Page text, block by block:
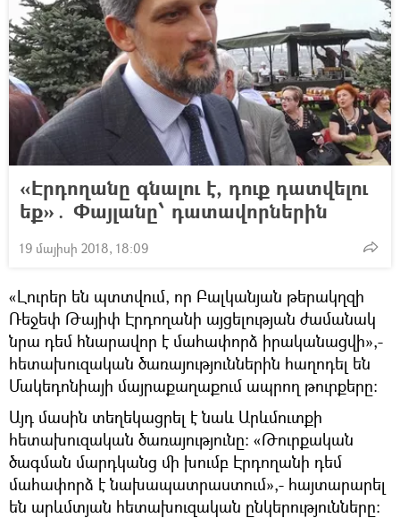
«Էրդողանը գնալու է, դուք դատվելու
եք»․ Փայլանը՝ դատավորներին
19 մայիսի 2018, 18:09
«Լուրեր են պտտվում, որ Բալկանյան թերակղզի
Ռեջեփ Թայիփ Էրդողանի այցելության ժամանակ
նրա դեմ հնարավոր է մահափորձ իրականացվի»,-
հետախուզական ծառայություններին հաղոդել են
Մակեդոնիայի մայրաքաղաքում ապրող թուրքերը:
Այդ մասին տեղեկացրել է նաև Արևմուտքի
հետախուզական ծառայությունը: «Թուրքական
ծագման մարդկանց մի խումբ Էրդողանի դեմ
մահափորձ է նախապատրաստում»,- հայտարարել
են արևմտյան հետախուզական ընկերությունները: